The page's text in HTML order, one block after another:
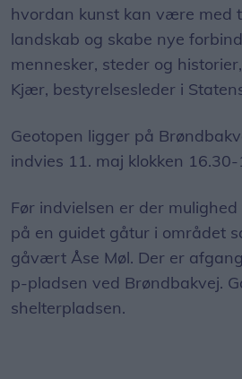
hvordan kunst kan være med
landskab og skabe nye
mennesker, steder og
Kjær, bestyrelsesleder i
Geotopen ligger på
indvies 11. maj klokken 16.30-
Før indvielsen er der
på en guidet gåtur i området
gåvært Åse Møl. Der er
p-pladsen ved Brøndbakvej.
shelterpladsen.